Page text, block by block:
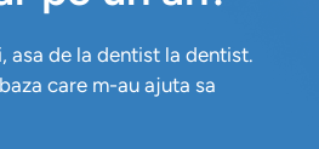
asa de la dentist la dentist.
care m-au ajuta sa